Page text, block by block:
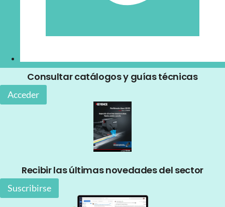
Consultar catálogos y guías técnicas
Acceder
Recibir las últimas novedades del sector
Suscribirse